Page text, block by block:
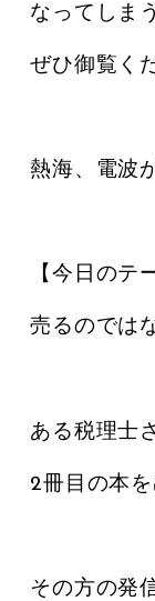
なってしま
ぜひ御覧く
熱海、電波
【今日のテ
売るのでは
ある税理士
2冊目の本を
その方の発